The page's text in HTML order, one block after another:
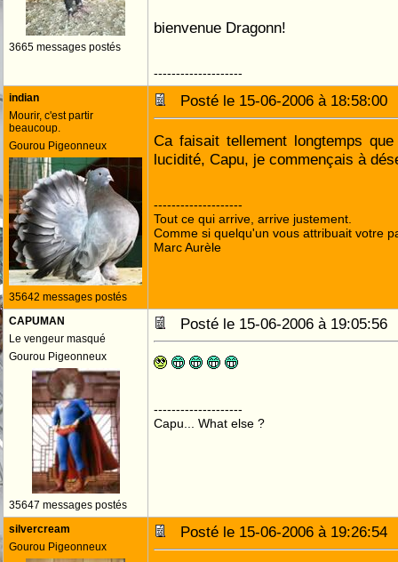
3665 messages postés
bienvenue Dragonn!
--------------------
indian
Mourir, c'est partir
beaucoup.
Gourou Pigeonneux
35642 messages postés
Posté le 15-06-2006 à
Ca faisait tellement longtemps
lucidité, Capu, je commençais à
--------------------
Tout ce qui arrive, arrive justement.
Comme si quelqu'un vous attribuait votre
Marc Aurèle
CAPUMAN
Le vengeur masqué
Gourou Pigeonneux
35647 messages postés
Posté le 15-06-2006 à
--------------------
Capu... What else ?
silvercream
Gourou Pigeonneux
Posté le 15-06-2006 à